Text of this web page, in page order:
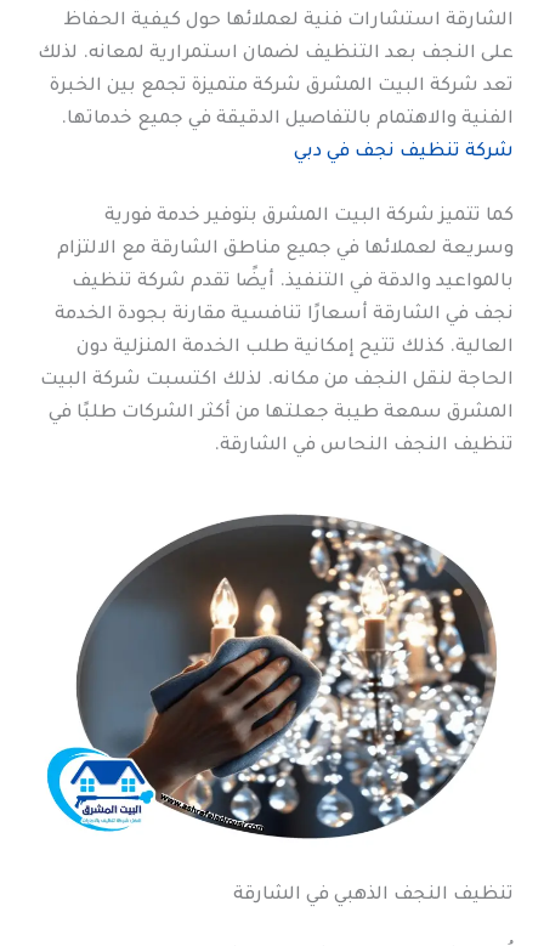
الشارقة استشارات فنية لعملائها حول كيفية الحفاظ
على النجف بعد التنظيف لضمان استمرارية لمعانه. لذلك
تعد شركة البيت المشرق شركة متميزة تجمع بين الخبرة
الفنية والاهتمام بالتفاصيل الدقيقة في جميع خدماتها.
شركة تنظيف نجف في دبي
كما تتميز شركة البيت المشرق بتوفير خدمة فورية
وسريعة لعملائها في جميع مناطق الشارقة مع الالتزام
بالمواعيد والدقة في التنفيذ. أيضًا تقدم شركة تنظيف
نجف في الشارقة أسعارًا تنافسية مقارنة بجودة الخدمة
العالية. كذلك تتيح إمكانية طلب الخدمة المنزلية دون
الحاجة لنقل النجف من مكانه. لذلك اكتسبت شركة البيت
المشرق سمعة طيبة جعلتها من أكثر الشركات طلبًا في
تنظيف النجف النحاس في الشارقة.
تنظيف النجف الذهبي في الشارقة